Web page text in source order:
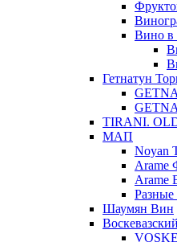
Вино в
Гетнатун
TIRANI.
МАП
Noyan
Arame
Arame
Разные
Шаумян Вин